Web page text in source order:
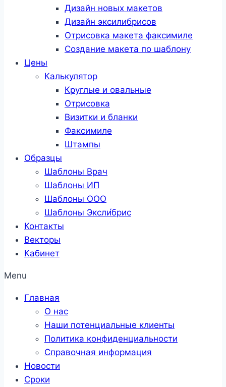
Дизайн новых макетов
Дизайн эксилибрисов
Отрисовка макета факсимиле
Создание макета по шаблону
Цены
Калькулятор
Круглые и овальные
Отрисовка
Визитки и бланки
Факсимиле
Штампы
Образцы
Шаблоны Врач
Шаблоны ИП
Шаблоны ООО
Шаблоны Эксли́брис
Контакты
Векторы
Кабинет
Menu
Главная
О нас
Наши потенциальные клиенты
Политика конфиденциальности
Справочная информация
Новости
Сроки